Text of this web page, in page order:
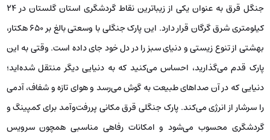
جنگل قرق به عنوان یکی از زیباترین نقاط گردشگری استان گلستان در ۲۴
کیلومتری شرق گرگان قرار دارد. این پارک جنگلی با وسعتی بالغ بر ۶۵۰ هکتار،
بهشتی از تنوع زیستی و دنیای سبز را در دل خود جای داده است. وقتی به این
پارک قدم می‌گذارید، احساس می‌کنید که به دنیایی دیگر منتقل شده‌اید؛
دنیایی که در آن صداهای طبیعت به گوش می‌رسد و هوای تازه و شفاف، آدمی
را سرشار از انرژی می‌کند. پارک جنگلی قرق مکانی پررفت‌وآمد برای کمپینگ و
گردشگری محسوب می‌شود و امکانات رفاهی مناسبی همچون سرویس